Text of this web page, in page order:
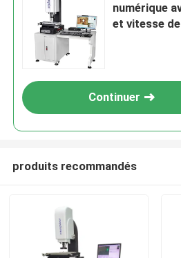
numérique
et vitesse
Continuer
produits recommandés